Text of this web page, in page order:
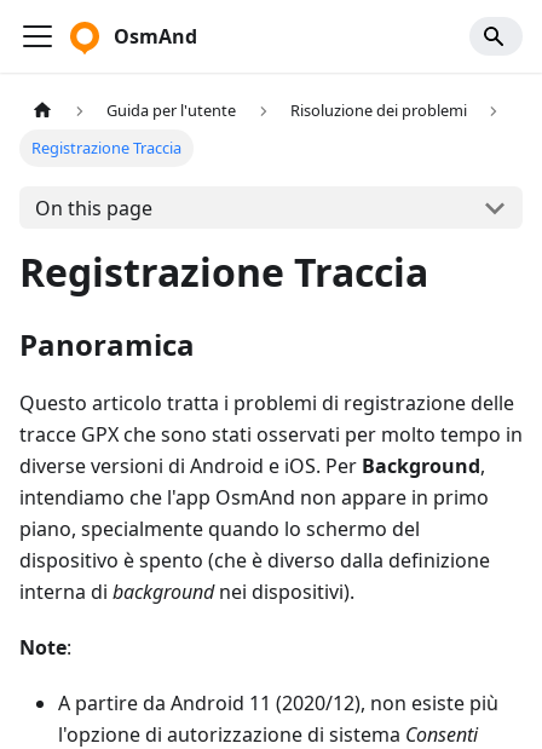
OsmAnd
Guida per l'utente
Risoluzione dei problemi
Registrazione Traccia
On this page
Registrazione Traccia
Panoramica
Questo articolo tratta i problemi di registrazione delle
tracce GPX che sono stati osservati per molto tempo in
diverse versioni di Android e iOS. Per Background,
intendiamo che l'app OsmAnd non appare in primo
piano, specialmente quando lo schermo del
dispositivo è spento (che è diverso dalla definizione
interna di backgroundnei dispositivi).
Note:
A partire da Android 11 (2020/12), non esiste più
l'opzione di autorizzazione di sistema Consenti